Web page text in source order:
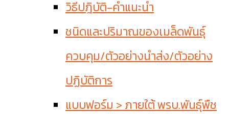
วิธีปฎิบัติ-คำแนะนำ
ชนิดและปริมาณของเมล็ดพันธุ์
ควบคุม/ตัวอย่างนำส่ง/ตัวอย่าง
ปฏิบัติการ
แบบฟอร์ม > ภายใต้ พรบ.พันธุ์พืช